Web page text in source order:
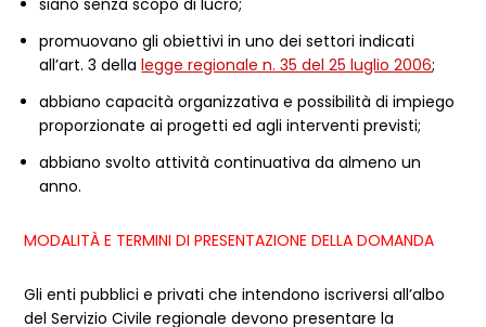
siano senza scopo di lucro;
promuovano gli obiettivi in uno dei settori indicati
all’art. 3 dellalegge regionale n. 35 del 25 luglio 2006;
abbiano capacità organizzativa e possibilità di impiego
proporzionate ai progetti ed agli interventi previsti;
abbiano svolto attività continuativa da almeno un
anno.
MODALITÀ E TERMINI DI PRESENTAZIONE DELLA DOMANDA
Gli enti pubblici e privati che intendono iscriversi all’albo
del Servizio Civile regionale devono presentare la